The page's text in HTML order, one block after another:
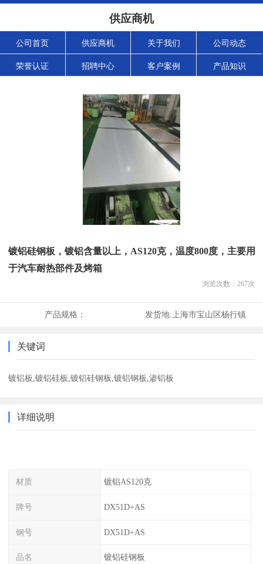
供应商机
公司首页 供应商机 关于我们 公司动态
荣誉认证 招聘中心 客户案例 产品知识
镀铝硅钢板，镀铝含量以上，AS120克，温度800度，主要用
于汽车耐热部件及烤箱
浏览次数： 267次
产品规格： 发货地: 上海市宝山区杨行镇
关键词
镀铝板,镀铝硅板,镀铝硅钢板,镀铝钢板,渗铝板
详细说明
材质 镀铝AS120克
牌号 DX51D+AS
钢号 DX51D+AS
品名 镀铝硅钢板